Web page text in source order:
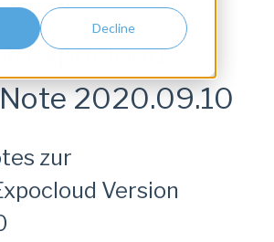
Decline
Expocloud
2020.09.10
zur
Version